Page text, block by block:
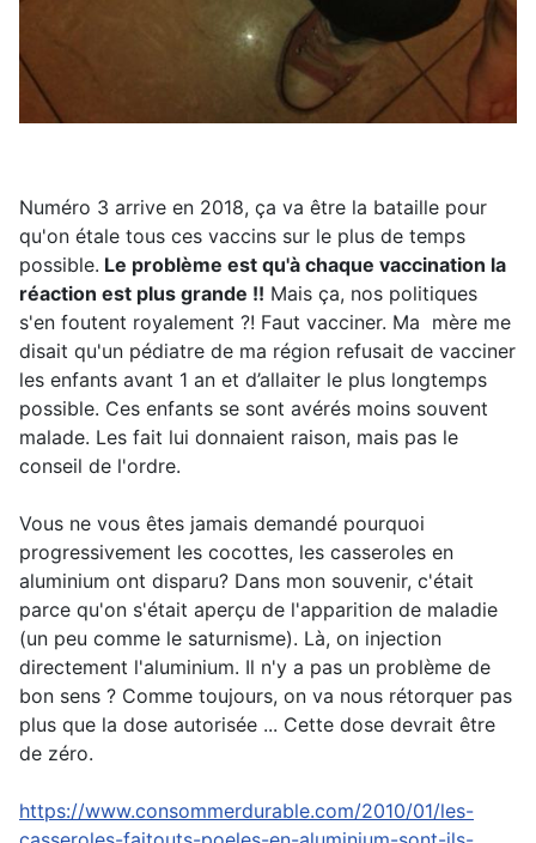
Numéro 3 arrive en 2018, ça va être la bataille pour
qu'on étale tous ces vaccins sur le plus de temps
possible. Le problème est qu'à chaque vaccination la
réaction est plus grande !! Mais ça, nos politiques
s'en foutent royalement ?! Faut vacciner. Ma mère me
disait qu'un pédiatre de ma région refusait de vacciner
les enfants avant 1 an et d’allaiter le plus longtemps
possible. Ces enfants se sont avérés moins souvent
malade. Les fait lui donnaient raison, mais pas le
conseil de l'ordre.
Vous ne vous êtes jamais demandé pourquoi
progressivement les cocottes, les casseroles en
aluminium ont disparu? Dans mon souvenir, c'était
parce qu'on s'était aperçu de l'apparition de maladie
(un peu comme le saturnisme). Là, on injection
directement l'aluminium. Il n'y a pas un problème de
bon sens ? Comme toujours, on va nous rétorquer pas
plus que la dose autorisée ... Cette dose devrait être
de zéro.
https://www.consommerdurable.com/2010/01/les-